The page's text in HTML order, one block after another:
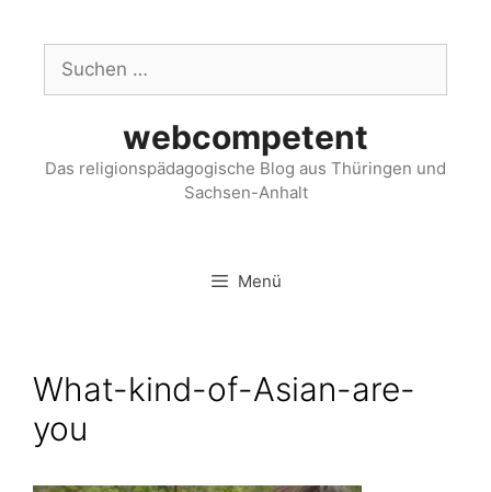
webcompetent
Das religionspädagogische Blog aus Thüringen und
Sachsen-Anhalt
Menü
What-kind-of-Asian-are-
you